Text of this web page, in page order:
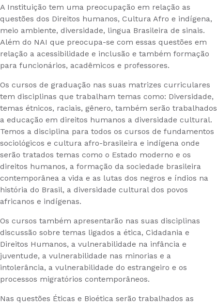
A Instituição tem uma preocupação em relação as
questões dos Direitos humanos, Cultura Afro e indígena,
meio ambiente, diversidade, lingua Brasileira de sinais.
Além do NAI que preocupa-se com essas questões em
relação a acessibilidade e inclusão e também formação
para funcionários, acadêmicos e professores.
Os cursos de graduação nas suas matrizes curriculares
tem disciplinas que trabalham temas como: Diversidade,
temas étnicos, raciais, gênero, também serão trabalhados
a educação em direitos humanos a diversidade cultural.
Temos a disciplina para todos os cursos de fundamentos
sociológicos e cultura afro-brasileira e indígena onde
serão tratados temas como o Estado moderno e os
direitos humanos, a formação da sociedade brasileira
contemporânea a vida e as lutas dos negros e índios na
história do Brasil, a diversidade cultural dos povos
africanos e indígenas.
Os cursos também apresentarão nas suas disciplinas
discussão sobre temas ligados a ética, Cidadania e
Direitos Humanos, a vulnerabilidade na infância e
juventude, a vulnerabilidade nas minorias e a
intolerância, a vulnerabilidade do estrangeiro e os
processos migratórios contemporâneos.
Nas questões Éticas e Bioética serão trabalhados as